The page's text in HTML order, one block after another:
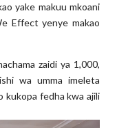
yake makuu mkoani
Effect yenye makao
zaidi ya 1,000,
wa umma imeleta
kukopa fedha kwa ajili